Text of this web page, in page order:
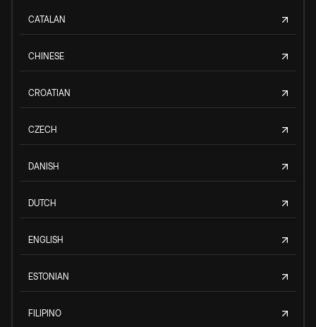
CATALAN
CHINESE
CROATIAN
CZECH
DANISH
DUTCH
ENGLISH
ESTONIAN
FILIPINO